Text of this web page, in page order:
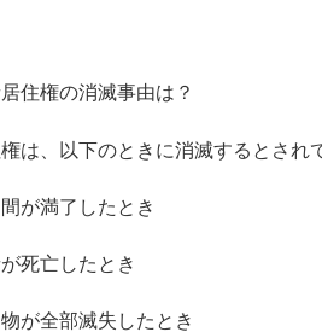
住権の消滅事由は？
は、以下のときに消滅するとされ
が満了したとき
死亡したとき
全部滅失したとき